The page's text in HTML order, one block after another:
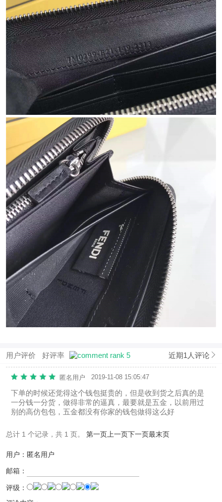
用户评价 好评率 近期1人评论
匿名用户 2019-11-08 15:05:47
下单的时候还觉得这个钱包挺贵的，但是收到货之后真的是
一分钱一分货，做得非常的逼真，最要就是五金，以前用过
别的高仿包包，五金都没有你家的钱包做得这么好
总计 1 个记录，共 1 页。 第一页 上一页下一页最末页
用户：匿名用户
邮箱：
评级：